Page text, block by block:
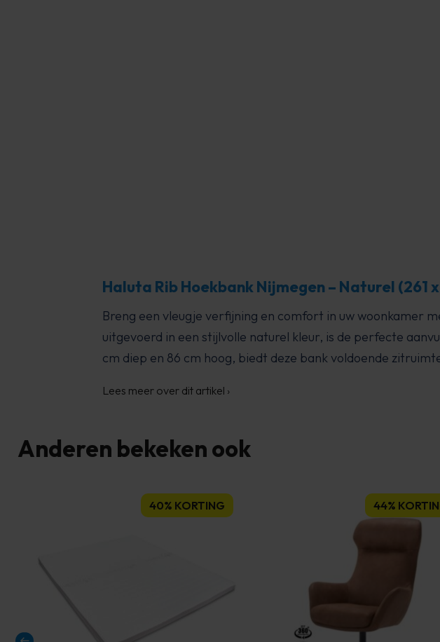
Haluta Rib Hoekbank Nijmegen – Naturel (261
Breng een vleugje verfijning en comfort in uw woonkamer
uitgevoerd in een stijlvolle naturel kleur, is de perfecte
cm diep en 86 cm hoog, biedt deze bank voldoende
Lees meer over dit artikel ›
Anderen bekeken ook
40% KORTING 44%